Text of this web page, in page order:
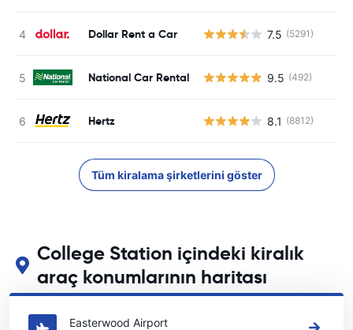
Dollar Rent a Car 7.5 (5291)
National Car Rental 9.5 (492)
Hertz 8.1 (8812)
Tüm kiralama şirketlerini göster
College Station içindeki kiralık
araç konumlarının haritası
College Station içindeki başlıca araç kiralama yerlerimizi görün
Easterwood Airport